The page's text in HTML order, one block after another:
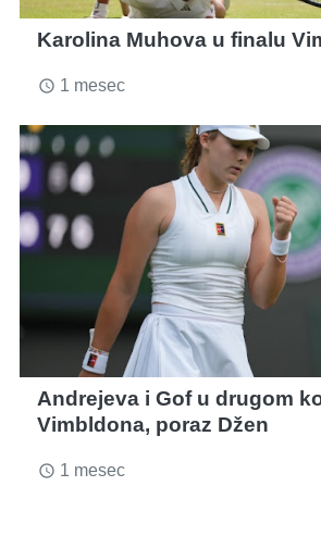
Karolina Muhova u finalu
access_time 1 mesec
Andrejeva i Gof u drugom
Vimbldona, poraz Džen
access_time 1 mesec